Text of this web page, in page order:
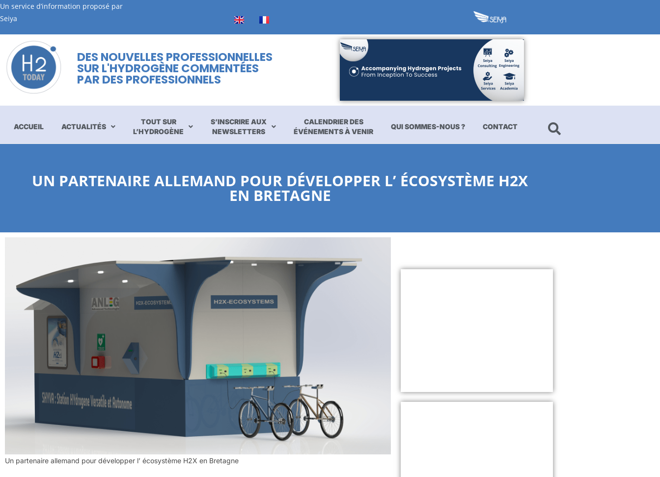
Un service d’information proposé par
Seiya
DES NOUVELLES PROFESSIONNELLES
SUR L'HYDROGÈNE COMMENTÉES
PAR DES PROFESSIONNELS
ACCUEIL ACTUALITÉS
TOUT SUR
L’HYDROGÈNE
S’INSCRIRE AUX
NEWSLETTERS
CALENDRIER DES
ÉVÉNEMENTS À VENIR
QUI SOMMES-NOUS ? CONTACT
UN PARTENAIRE ALLEMAND POUR DÉVELOPPER L’ ÉCOSYSTÈME H2X
EN BRETAGNE
Un partenaire allemand pour développer l’ écosystème H2X en Bretagne